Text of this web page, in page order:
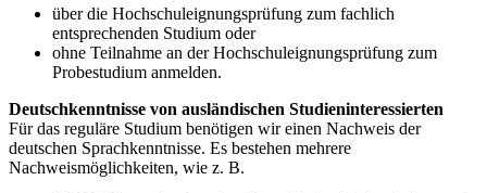
über die Hochschuleignungsprüfung zum fachlich
entsprechenden Studium oder
ohne Teilnahme an der Hochschuleignungsprüfung zum
Probestudium anmelden.
Deutschkenntnisse von ausländischen Studieninteressierten
Für das reguläre Studium benötigen wir einen Nachweis der
deutschen Sprachkenntnisse. Es bestehen mehrere
Nachweismöglichkeiten, wie z. B.